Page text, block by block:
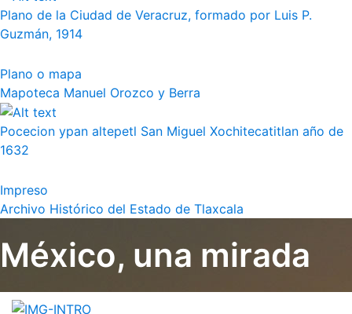
Plano de la Ciudad de Veracruz, formado por Luis P.
Guzmán, 1914
Plano o mapa
Mapoteca Manuel Orozco y Berra
Pocecion ypan altepetl San Miguel Xochitecatitlan año de
1632
Impreso
Archivo Histórico del Estado de Tlaxcala
México, una mirada